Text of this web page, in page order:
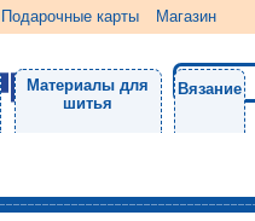
Подарочные карты Магазин
Материалы для
шитья
Вязание